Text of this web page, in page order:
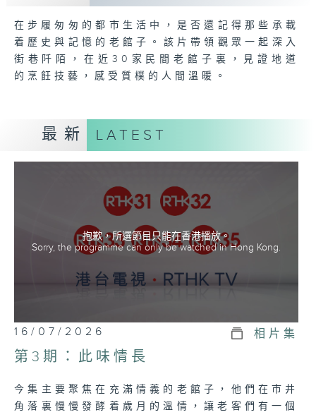
在步履匆匆的都市生活中，是否還記得那些承載
着歷史與記憶的老館子。該片帶領觀眾一起深入
街巷阡陌，在近30家民間老館子裏，見證地道
的烹飪技藝，感受質樸的人間溫暖。
最新 LATEST
抱歉，所選節目只能在香港播放。
Sorry, the programme can only be watched in Hong Kong.
16/07/2026 相片集
第3期：此味情長
今集主要聚焦在充滿情義的老館子，他們在市井
角落裏慢慢發酵着歲月的溫情，讓老客們有一個